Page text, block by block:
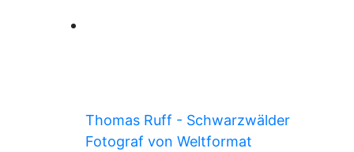
Thomas Ruff - Schwarzwälder
Fotograf von Weltformat